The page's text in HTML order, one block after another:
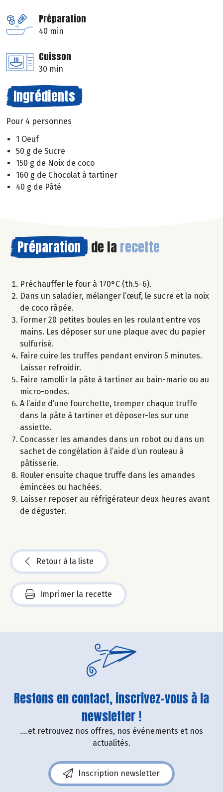
Préparation
40 min
Cuisson
30 min
Ingrédients
Pour 4 personnes
1 Oeuf
50 g de Sucre
150 g de Noix de coco
160 g de Chocolat à tartiner
40 g de Pâté
Préparation de la recette
Préchauffer le four à 170°C (th.5-6).
Dans un saladier, mélanger l’œuf, le sucre et la noix
de coco râpée.
Former 20 petites boules en les roulant entre vos
mains. Les déposer sur une plaque avec du papier
sulfurisé.
Faire cuire les truffes pendant environ 5 minutes.
Laisser refroidir.
Faire ramollir la pâte à tartiner au bain-marie ou au
micro-ondes.
A l’aide d’une fourchette, tremper chaque truffe
dans la pâte à tartiner et déposer-les sur une
assiette.
Concasser les amandes dans un robot ou dans un
sachet de congélation à l’aide d’un rouleau à
pâtisserie.
Rouler ensuite chaque truffe dans les amandes
émincées ou hachées.
Laisser reposer au réfrigérateur deux heures avant
de déguster.
Retour à la liste
Imprimer la recette
Restons en contact, inscrivez-vous à la
newsletter !
....et retrouvez nos offres, nos événements et nos
actualités.
Inscription newsletter